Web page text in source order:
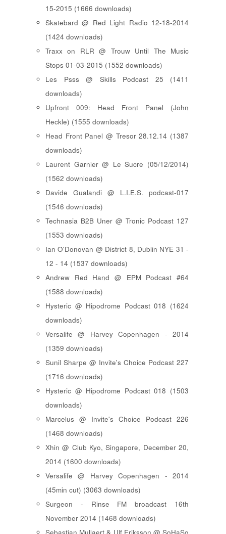
15-2015 (1666 downloads)
Skatebard @ Red Light Radio 12-18-2014
(1424 downloads)
Traxx on RLR @ Trouw Until The Music
Stops 01-03-2015 (1552 downloads)
Les Psss @ Skills Podcast 25 (1411
downloads)
Upfront 009: Head Front Panel (John
Heckle) (1555 downloads)
Head Front Panel @ Tresor 28.12.14 (1387
downloads)
Laurent Garnier @ Le Sucre (05/12/2014)
(1562 downloads)
Davide Gualandi @ L.I.E.S. podcast-017
(1546 downloads)
Technasia B2B Uner @ Tronic Podcast 127
(1553 downloads)
Ian O'Donovan @ District 8, Dublin NYE 31 -
12 - 14 (1537 downloads)
Andrew Red Hand @ EPM Podcast #64
(1588 downloads)
Hysteric @ Hipodrome Podcast 018 (1624
downloads)
Versalife @ Harvey Copenhagen - 2014
(1359 downloads)
Sunil Sharpe @ Invite's Choice Podcast 227
(1716 downloads)
Hysteric @ Hipodrome Podcast 018 (1503
downloads)
Marcelus @ Invite's Choice Podcast 226
(1468 downloads)
Xhin @ Club Kyo, Singapore, December 20,
2014 (1600 downloads)
Versalife @ Harvey Copenhagen - 2014
(45min cut) (3063 downloads)
Surgeon - Rinse FM broadcast 16th
November 2014 (1468 downloads)